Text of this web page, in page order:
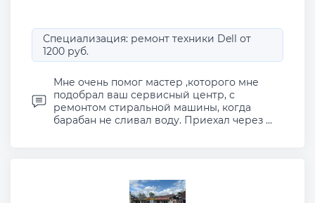
Специализация: ремонт техники Dell от
1200 руб.
Мне очень помог мастер ,которого мне
подобрал ваш сервисный центр, с
ремонтом стиральной машины, когда
барабан не сливал воду. Приехал через ...